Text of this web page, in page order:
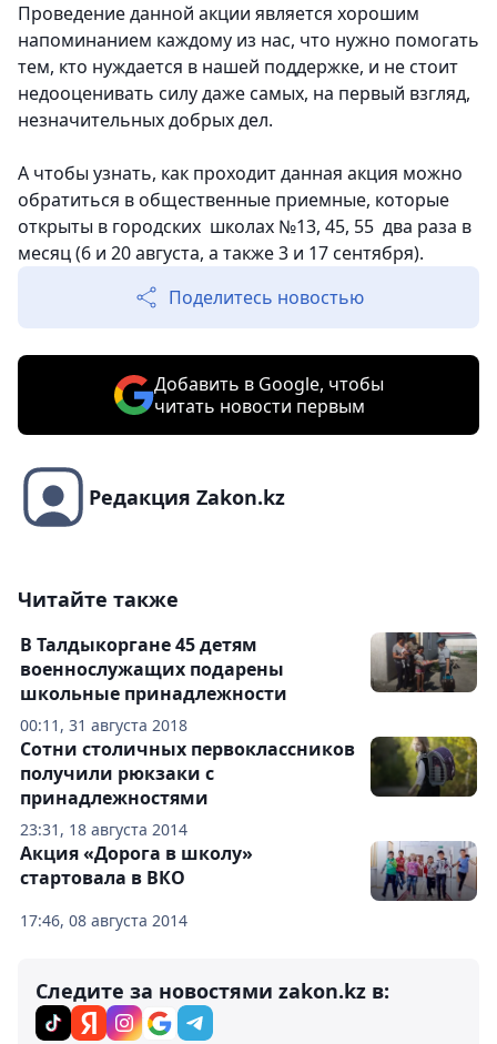
Проведение данной акции является хорошим
напоминанием каждому из нас, что нужно помогать
тем, кто нуждается в нашей поддержке, и не стоит
недооценивать силу даже самых, на первый взгляд,
незначительных добрых дел.
А чтобы узнать, как проходит данная акция можно
обратиться в общественные приемные, которые
открыты в городских школах №13, 45, 55 два раза в
месяц (6 и 20 августа, а также 3 и 17 сентября).
Поделитесь новостью
Добавить в Google, чтобы
читать новости первым
Редакция Zakon.kz
Читайте также
00:11, 31 августа 2018
В Талдыкоргане 45 детям
военнослужащих подарены
школьные принадлежности
23:31, 18 августа 2014
Сотни столичных первоклассников
получили рюкзаки с
принадлежностями
17:46, 08 августа 2014
Акция «Дорога в школу»
стартовала в ВКО
Следите за новостями zakon.kz в: